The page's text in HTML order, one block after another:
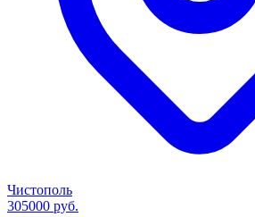
Чистополь
305000 руб.